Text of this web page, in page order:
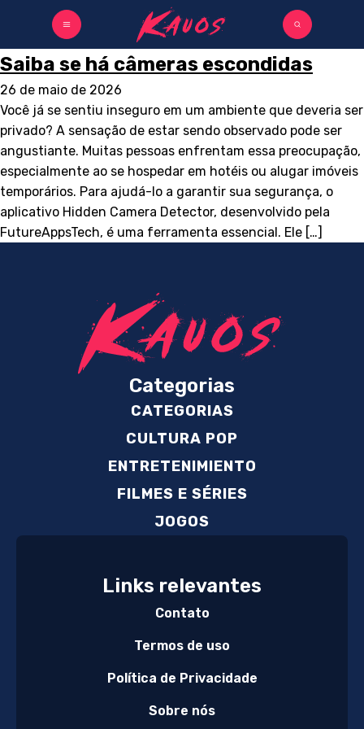
Saiba se há câmeras escondidas
26 de maio de 2026
Você já se sentiu inseguro em um ambiente que deveria ser
privado? A sensação de estar sendo observado pode ser
angustiante. Muitas pessoas enfrentam essa preocupação,
especialmente ao se hospedar em hotéis ou alugar imóveis
temporários. Para ajudá-lo a garantir sua segurança, o
aplicativo Hidden Camera Detector, desenvolvido pela
FutureAppsTech, é uma ferramenta essencial. Ele […]
Categorias
CATEGORIAS
CULTURA POP
ENTRETENIMIENTO
FILMES E SÉRIES
JOGOS
Links relevantes
Contato
Termos de uso
Política de Privacidade
Sobre nós